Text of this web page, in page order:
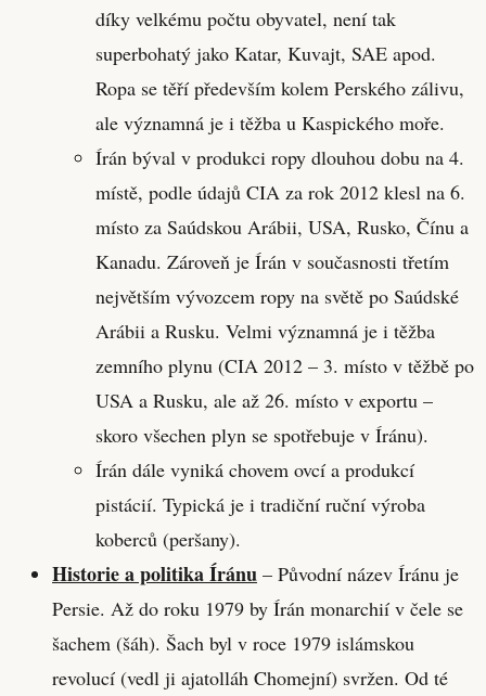
díky velkému počtu obyvatel, není tak
superbohatý jako Katar, Kuvajt, SAE apod.
Ropa se těří především kolem Perského zálivu,
ale významná je i těžba u Kaspického moře.
Írán býval v produkci ropy dlouhou dobu na 4.
místě, podle údajů CIA za rok 2012 klesl na 6.
místo za Saúdskou Arábii, USA, Rusko, Čínu a
Kanadu. Zároveň je Írán v současnosti třetím
největším vývozcem ropy na světě po Saúdské
Arábii a Rusku. Velmi významná je i těžba
zemního plynu (CIA 2012 – 3. místo v těžbě po
USA a Rusku, ale až 26. místo v exportu –
skoro všechen plyn se spotřebuje v Íránu).
Írán dále vyniká chovem ovcí a produkcí
pistácií. Typická je i tradiční ruční výroba
koberců (peršany).
Historie a politika Íránu – Původní název Íránu je
Persie. Až do roku 1979 by Írán monarchií v čele se
šachem (šáh). Šach byl v roce 1979 islámskou
revolucí (vedl ji ajatolláh Chomejní) svržen. Od té